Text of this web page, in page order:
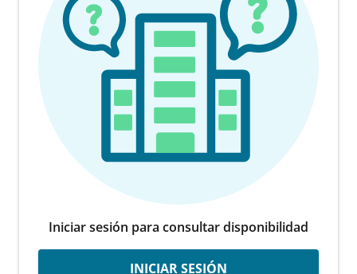
Iniciar sesión para consultar disponibilidad
INICIAR SESIÓN